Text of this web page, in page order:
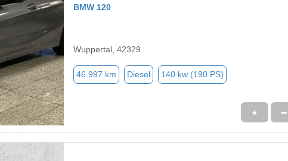
BMW 120
Wuppertal, 42329
46.997 km Diesel 140 kw (190 PS)
★ ➦